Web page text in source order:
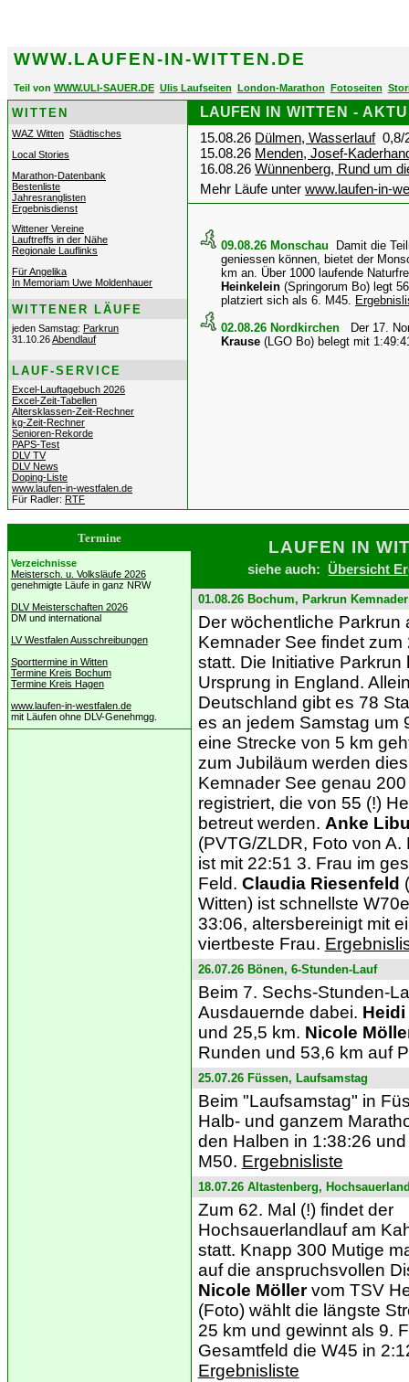
WWW.LAUFEN-IN-WITTEN.DE
Teil von WWW.ULI-SAUER.DE Ulis Laufseiten London-Marathon Fotoseiten
WITTEN
WAZ Witten Städtisches
Local Stories
Marathon-Datenbank
Bestenliste
Jahresranglisten
Ergebnisdienst
Wittener Vereine
Lauftreffs in der Nähe
Regionale Lauflinks
Für Angelika
In Memoriam Uwe Moldenhauer
WITTENER LÄUFE
jeden Samstag: Parkrun
31.10.26Abendlauf
LAUF-SERVICE
Excel-Lauftagebuch 2026
Excel-Zeit-Tabellen
Altersklassen-Zeit-Rechner
kg-Zeit-Rechner
Senioren-Rekorde
PAPS-Test
DLV TV
DLV News
Doping-Liste
www.laufen-in-westfalen.de
Für Radler: RTF
LAUFEN
IN WITTEN -
15.08.26 Dülmen, Wasserlauf0,8/
15.08.26 Menden, Josef-
16.08.26Wünnenberg, Rund um
Mehr Läufe unterwww.laufen-in-
09.08.26 Monschau
Damit die
geniessen können, bietet der
km an. Über 1000 laufende
Heinkelein (Springorum Bo) legt
platziert sich als 6. M45.
02.08.26 Nordkirchen
Der 17.
Krause (LGO Bo) belegt mit
Termine
Verzeichnisse
Meistersch. u. Volksläufe 2026
genehmigte Läufe in ganz NRW
DLV Meisterschaften 2026
DM und international
LV Westfalen Ausschreibungen
Sporttermine in Witten
Termine Kreis Bochum
Termine Kreis Hagen
www.laufen-in-westfalen.de
mit Läufen ohne DLV-Genehmgg.
LAUFEN IN
siehe auch: Übersicht
01.08.26 Bochum, Parkrun
Der wöchentliche Parkrun
Kemnader See findet zum
statt. Die Initiative Parkrun
Ursprung in England.
Deutschland gibt es 78
es an jedem Samstag um
eine Strecke von 5 km
zum Jubiläum werden
Kemnader See genau
registriert, die von 55 (!)
betreut werden. Anke
(PVTG/ZLDR, Foto von A.
ist mit 22:51 3. Frau im
Feld. Claudia Riesenfeld
Witten) istschnellste
33:06, altersbereinigt mit
viertbeste Frau.
26.07.26 Bönen, 6-Stunden-Lauf
Beim 7. Sechs-Stunden-
Ausdauernde dabei.
und 25,5 km. Nicole
Runden und 53,6 km auf
25.07.26 Füssen, Laufsamstag
Beim "Laufsamstag" in
Halb- und ganzem
den Halben in 1:38:26
M50. Ergebnisliste
18.07.26 Altastenberg,
Zum 62. Mal (!) findet der
Hochsauerlandlauf am
statt. Knapp 300 Mutige
auf die anspruchsvollen
Nicole Möllervom TSV
(Foto) wählt die längste
25 km und gewinnt als 9.
Gesamtfeld die W45 in
Ergebnisliste